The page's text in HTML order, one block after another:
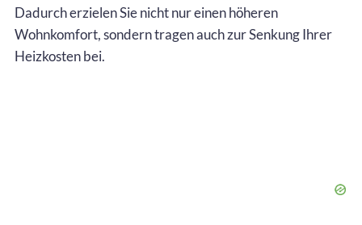
Dadurch erzielen Sie nicht nur einen höheren
Wohnkomfort, sondern tragen auch zur Senkung Ihrer
Heizkosten bei.